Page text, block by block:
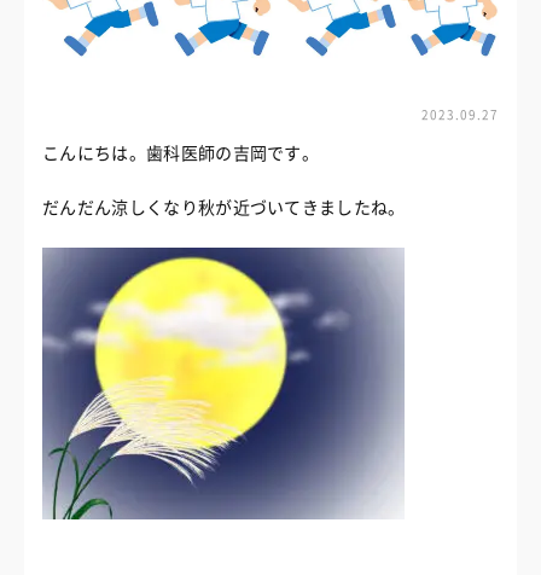
2023.09.27
こんにちは。歯科医師の吉岡です。
だんだん涼しくなり秋が近づいてきましたね。